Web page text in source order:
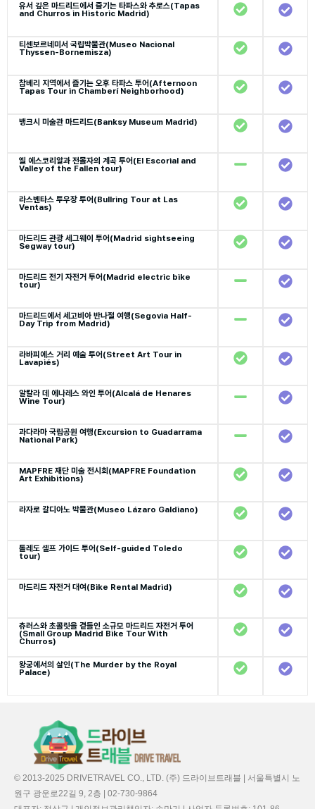
유서 깊은 마드리드에서 즐기는 타파스와 추로스(Tapas
and Churros in Historic Madrid)
티센보르네미서 국립박물관(Museo Nacional
Thyssen-Bornemisza)
참베리 지역에서 즐기는 오후 타파스 투어(Afternoon
Tapas Tour in Chamberí Neighborhood)
뱅크시 미술관 마드리드(Banksy Museum Madrid)
엘 에스코리알과 전몰자의 계곡 투어(El Escorial and
Valley of the Fallen tour)
라스벤타스 투우장 투어(Bullring Tour at Las
Ventas)
마드리드 관광 세그웨이 투어(Madrid sightseeing
Segway tour)
마드리드 전기 자전거 투어(Madrid electric bike
tour)
마드리드에서 세고비아 반나절 여행(Segovia Half-
Day Trip from Madrid)
라바피에스 거리 예술 투어(Street Art Tour in
Lavapiés)
알칼라 데 에나레스 와인 투어(Alcalá de Henares
Wine Tour)
과다라마 국립공원 여행(Excursion to Guadarrama
National Park)
MAPFRE 재단 미술 전시회(MAPFRE Foundation
Art Exhibitions)
라자로 갈디아노 박물관(Museo Lázaro Galdiano)
톨레도 셀프 가이드 투어(Self-guided Toledo
tour)
마드리드 자전거 대여(Bike Rental Madrid)
츄러스와 초콜릿을 곁들인 소규모 마드리드 자전거 투어
(Small Group Madrid Bike Tour With
Churros)
왕궁에서의 살인(The Murder by the Royal
Palace)
© 2013-2025 DRIVETRAVEL CO., LTD. (주) 드라이브트래블 | 서울특별시 노
원구 광운로22길 9, 2층 | 02-730-9864